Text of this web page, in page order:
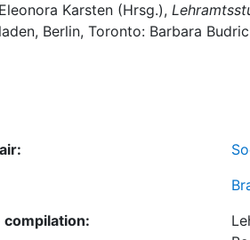
Karsten (Hrsg.),
Berlin, Toronto: Barbara